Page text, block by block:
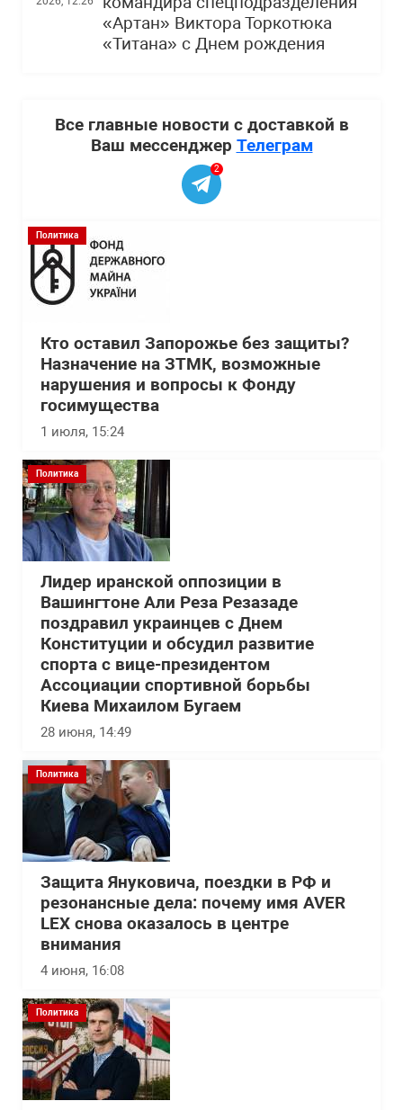
«Артан» Виктора Торкотюка
«Титана» с Днем рождения
Все главные новости с доставкой в
Ваш мессенджер Телеграм
2
Политика
Кто оставил Запорожье без защиты?
Назначение на ЗТМК, возможные
нарушения и вопросы к Фонду
госимущества
1 июля, 15:24
Политика
Лидер иранской оппозиции в
Вашингтоне Али Реза Резазаде
поздравил украинцев с Днем
Конституции и обсудил развитие
спорта с вице-президентом
Ассоциации спортивной борьбы
Киева Михаилом Бугаем
28 июня, 14:49
Политика
Защита Януковича, поездки в РФ и
резонансные дела: почему имя AVER
LEX снова оказалось в центре
внимания
4 июня, 16:08
Политика